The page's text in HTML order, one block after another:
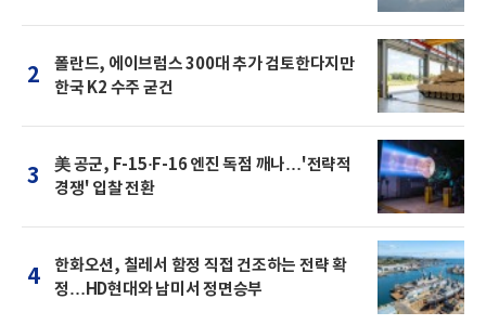
2
폴란드, 에이브럼스 300대 추가 검토한다지만
한국 K2 수주 굳건
3
美 공군, F-15·F-16 엔진 독점 깨나…'전략적
경쟁' 입찰 전환
4
한화오션, 칠레서 함정 직접 건조하는 전략 확
정…HD현대와 남미서 정면승부